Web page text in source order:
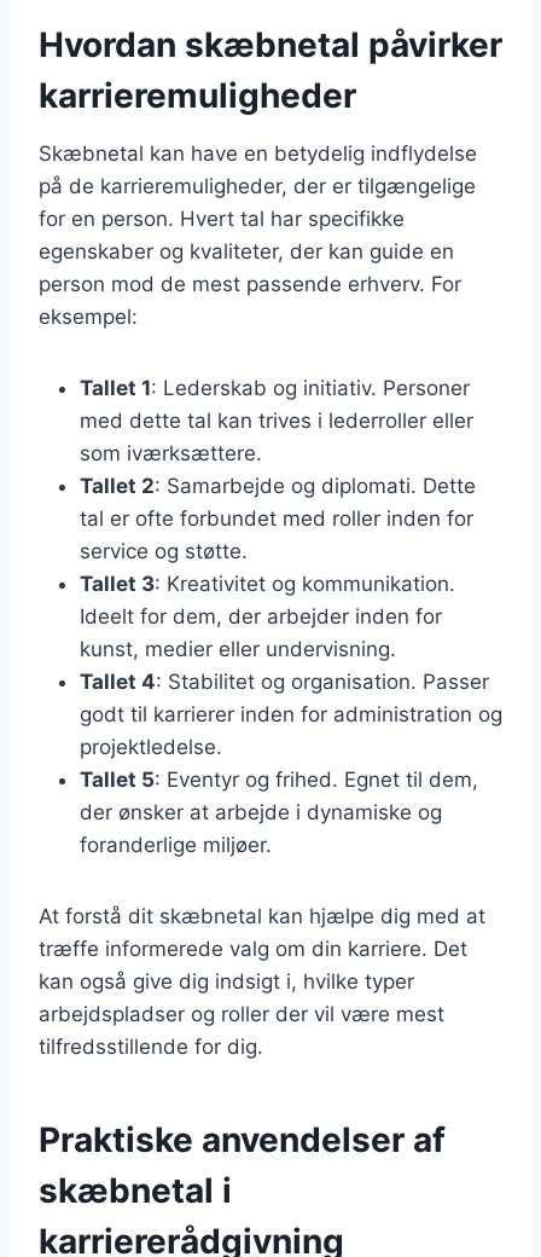
Hvordan skæbnetal påvirker
karrieremuligheder
Skæbnetal kan have en betydelig indflydelse
på de karrieremuligheder, der er tilgængelige
for en person. Hvert tal har specifikke
egenskaber og kvaliteter, der kan guide en
person mod de mest passende erhverv. For
eksempel:
Tallet 1: Lederskab og initiativ. Personer
med dette tal kan trives i lederroller eller
som iværksættere.
Tallet 2: Samarbejde og diplomati. Dette
tal er ofte forbundet med roller inden for
service og støtte.
Tallet 3: Kreativitet og kommunikation.
Ideelt for dem, der arbejder inden for
kunst, medier eller undervisning.
Tallet 4: Stabilitet og organisation. Passer
godt til karrierer inden for administration og
projektledelse.
Tallet 5: Eventyr og frihed. Egnet til dem,
der ønsker at arbejde i dynamiske og
foranderlige miljøer.
At forstå dit skæbnetal kan hjælpe dig med at
træffe informerede valg om din karriere. Det
kan også give dig indsigt i, hvilke typer
arbejdspladser og roller der vil være mest
tilfredsstillende for dig.
Praktiske anvendelser af
skæbnetal i
karriererådgivning